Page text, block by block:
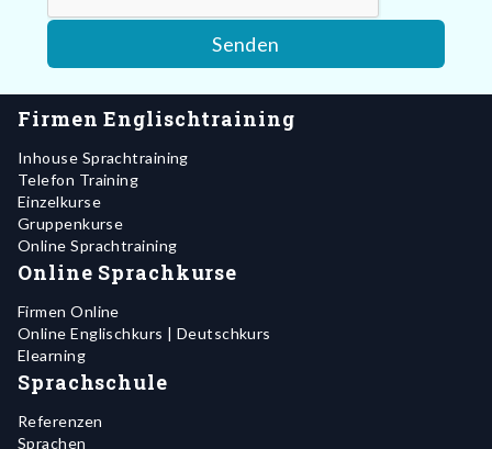
Firmen Englischtraining
Inhouse Sprachtraining
Telefon Training
Einzelkurse
Gruppenkurse
Online Sprachtraining
Online Sprachkurse
Firmen Online
Online Englischkurs | Deutschkurs
Elearning
Sprachschule
Referenzen
Sprachen